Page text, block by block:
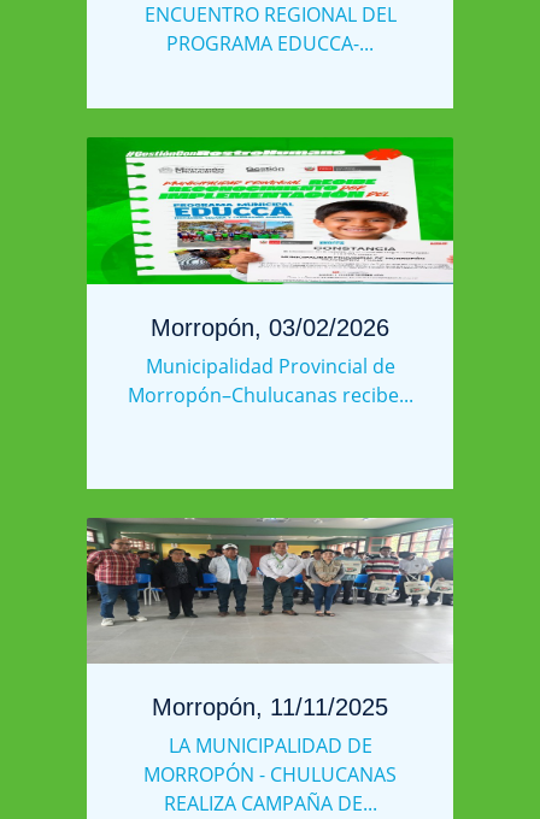
ENCUENTRO REGIONAL DEL
PROGRAMA EDUCCA-...
Morropón, 03/02/2026
Municipalidad Provincial de
Morropón–Chulucanas recibe...
Morropón, 11/11/2025
LA MUNICIPALIDAD DE
MORROPÓN - CHULUCANAS
REALIZA CAMPAÑA DE...